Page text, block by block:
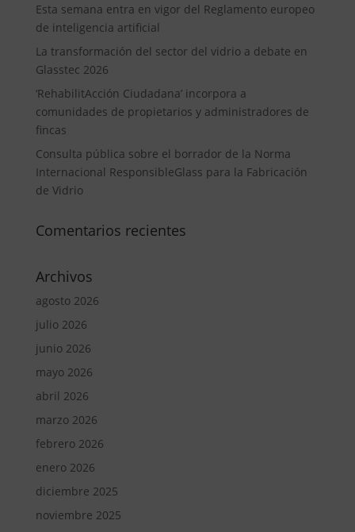
Esta semana entra en vigor del Reglamento europeo
de inteligencia artificial
La transformación del sector del vidrio a debate en
Glasstec 2026
‘RehabilitAcción Ciudadana’ incorpora a
comunidades de propietarios y administradores de
fincas
Consulta pública sobre el borrador de la Norma
Internacional ResponsibleGlass para la Fabricación
de Vidrio
Comentarios recientes
Archivos
agosto 2026
julio 2026
junio 2026
mayo 2026
abril 2026
marzo 2026
febrero 2026
enero 2026
diciembre 2025
noviembre 2025